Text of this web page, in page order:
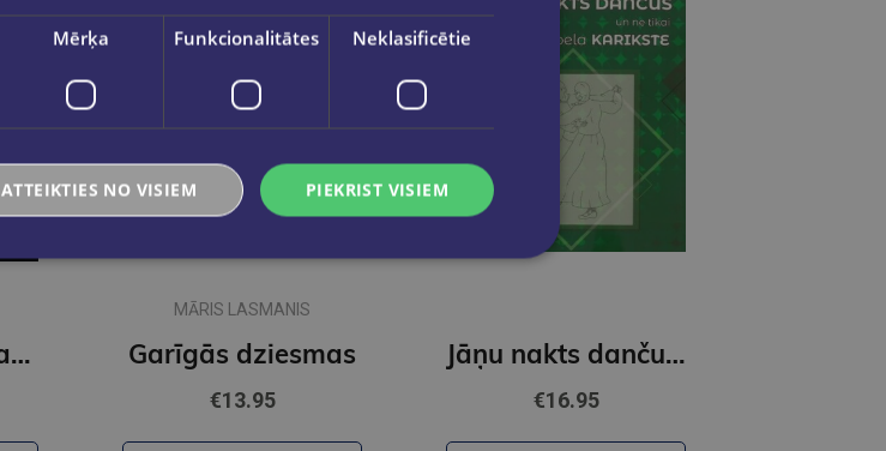
Ģitāras stunda ar Gintu Purgaili. Vienkārši un saprotami
MĀRIS LASMANIS
Garīgās dziesmas
€13.95
Jāņu nakts dančus un ne tikai spēle kapela Karikste
€16.95
Mērķa Funkcionalitātes Neklasificētie
PIEKRIST VISIEM
ATTEIKTIES NO VISIEM